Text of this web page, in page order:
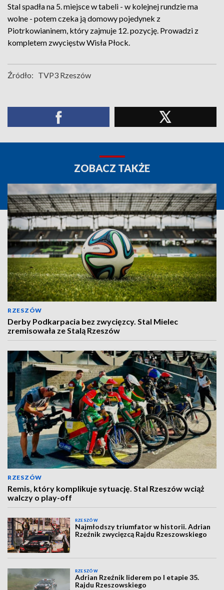
Stal spadła na 5. miejsce w tabeli - w kolejnej rundzie ma
wolne - potem czeka ją domowy pojedynek z
Piotrkowianinem, który zajmuje 12. pozycję. Prowadzi z
kompletem zwycięstw Wisła Płock.
Źródło: TVP3 Rzeszów
ZOBACZ TAKŻE
RZESZÓW
Derby Podkarpacia bez zwycięzcy. Stal Mielec
zremisowała ze Stalą Rzeszów
RZESZÓW
Remis, który komplikuje sytuację. Stal Rzeszów wciąż
walczy o play-off
RZESZÓW
Najmłodszy triumfator w historii. Adrian
Rzeźnik zwycięzcą Rajdu Rzeszowskiego
RZESZÓW
Adrian Rzeźnik liderem po I etapie 35.
Rajdu Rzeszowskiego